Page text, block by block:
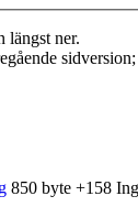
längst ner.
sidversion;
850 byte +158